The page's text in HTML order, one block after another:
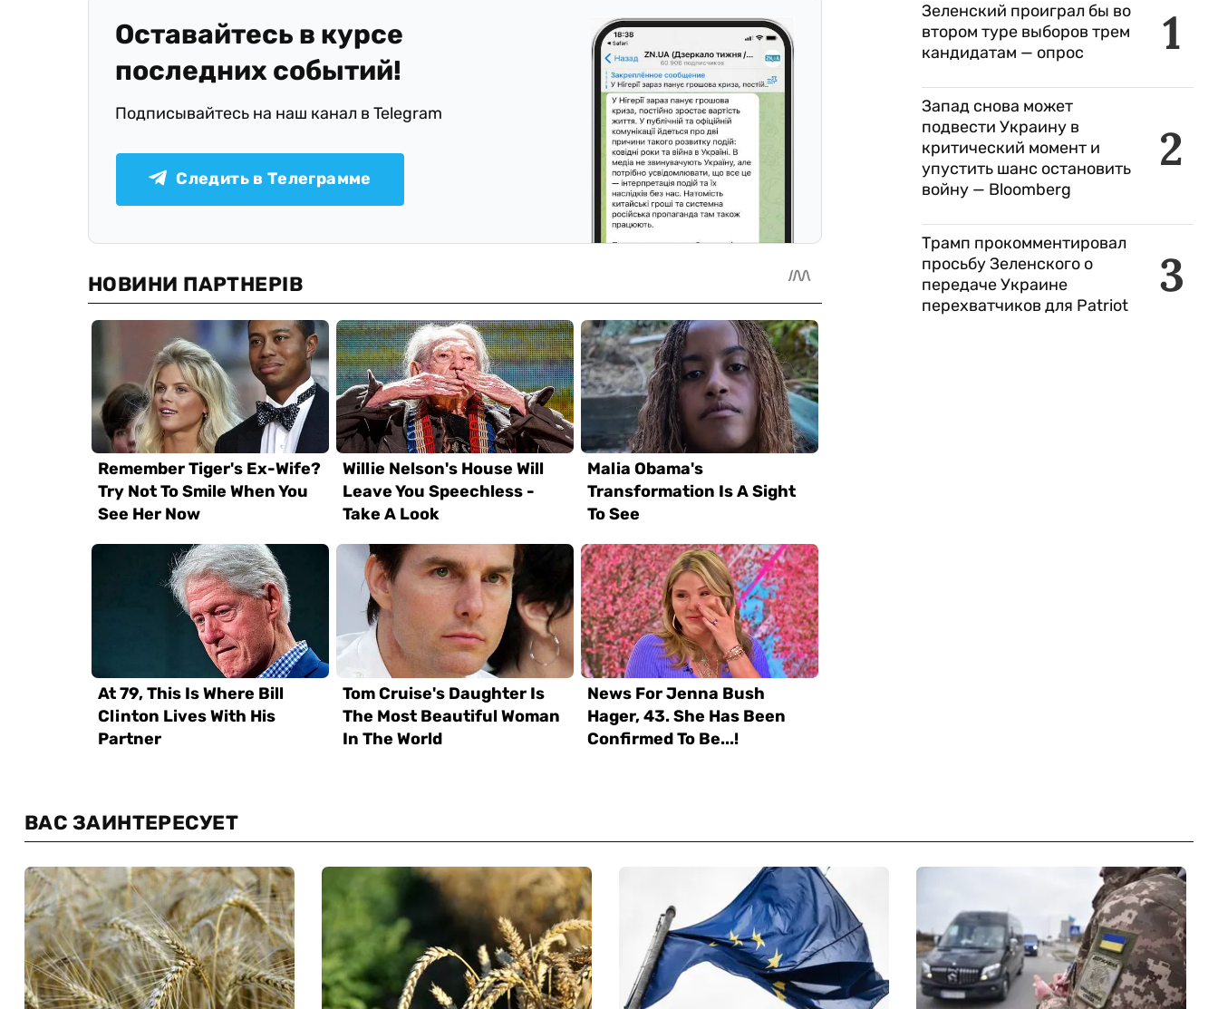
Оставайтесь в курсе
последних событий!
Подписывайтесь на наш канал в Telegram
Следить в Телеграмме
1
Зеленский проиграл бы во
втором туре выборов трем
кандидатам — опрос
2
Запад снова может
подвести Украину в
критический момент и
упустить шанс остановить
войну — Bloomberg
3
Трамп прокомментировал
просьбу Зеленского о
передаче Украине
перехватчиков для Patriot
ВАС ЗАИНТЕРЕСУЕТ